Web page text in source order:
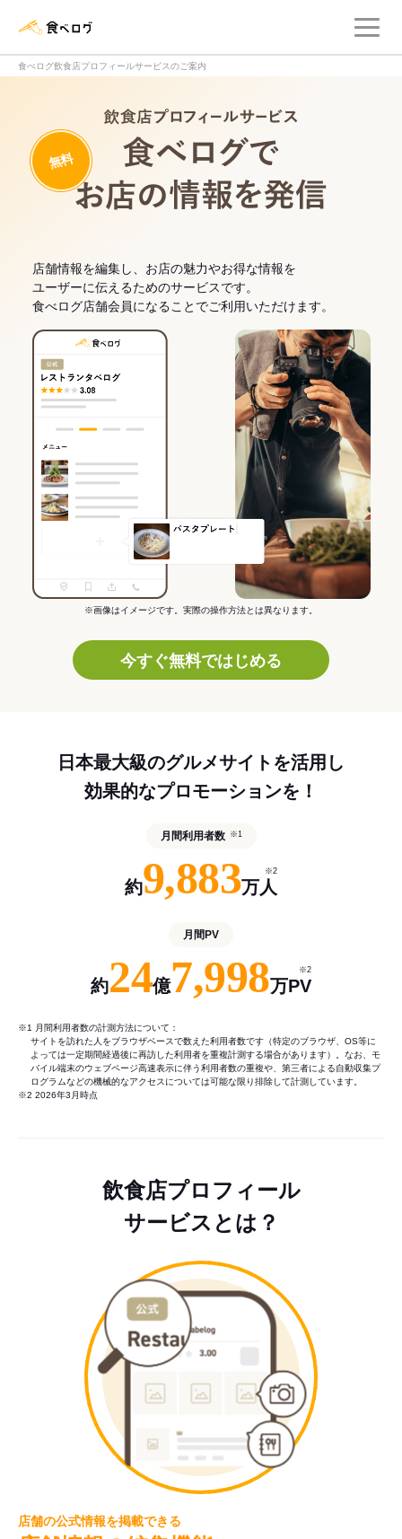
食べログ飲食店プロフィールサービスのご案内
無料
店舗情報を編集し、お店の魅力やお得な情報を
ユーザーに伝えるためのサービスです。
食べログ店舗会員になることでご利用いただけます。
※画像はイメージです。実際の操作方法とは異なります。
今すぐ無料ではじめる
日本最大級のグルメサイトを活用し
効果的なプロモーションを！
月間利用者数 ※1
約9,883万人
※2
月間PV
約24億7,998万PV
※2
※1 月間利用者数の計測方法について：
サイトを訪れた人をブラウザベースで数えた利用者数です（特定のブラウザ、OS等に
よっては一定期間経過後に再訪した利用者を重複計測する場合があります）。なお、モ
バイル端末のウェブページ高速表示に伴う利用者数の重複や、第三者による自動収集プ
ログラムなどの機械的なアクセスについては可能な限り排除して計測しています。
※2 2026年3月時点
飲食店プロフィール
サービスとは？
店舗の公式情報を掲載できる